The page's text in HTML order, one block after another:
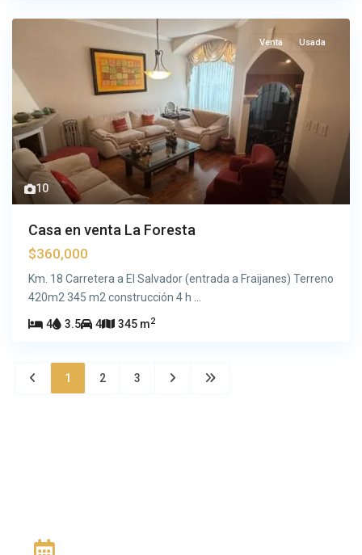
10
Venta Usada
Casa en venta La Foresta
$360,000
Km. 18 Carretera a El Salvador (entrada a Fraijanes) Terreno
420m2 345 m2 construcción 4 h ...
4 3.5 4 345 m2
1 2 3